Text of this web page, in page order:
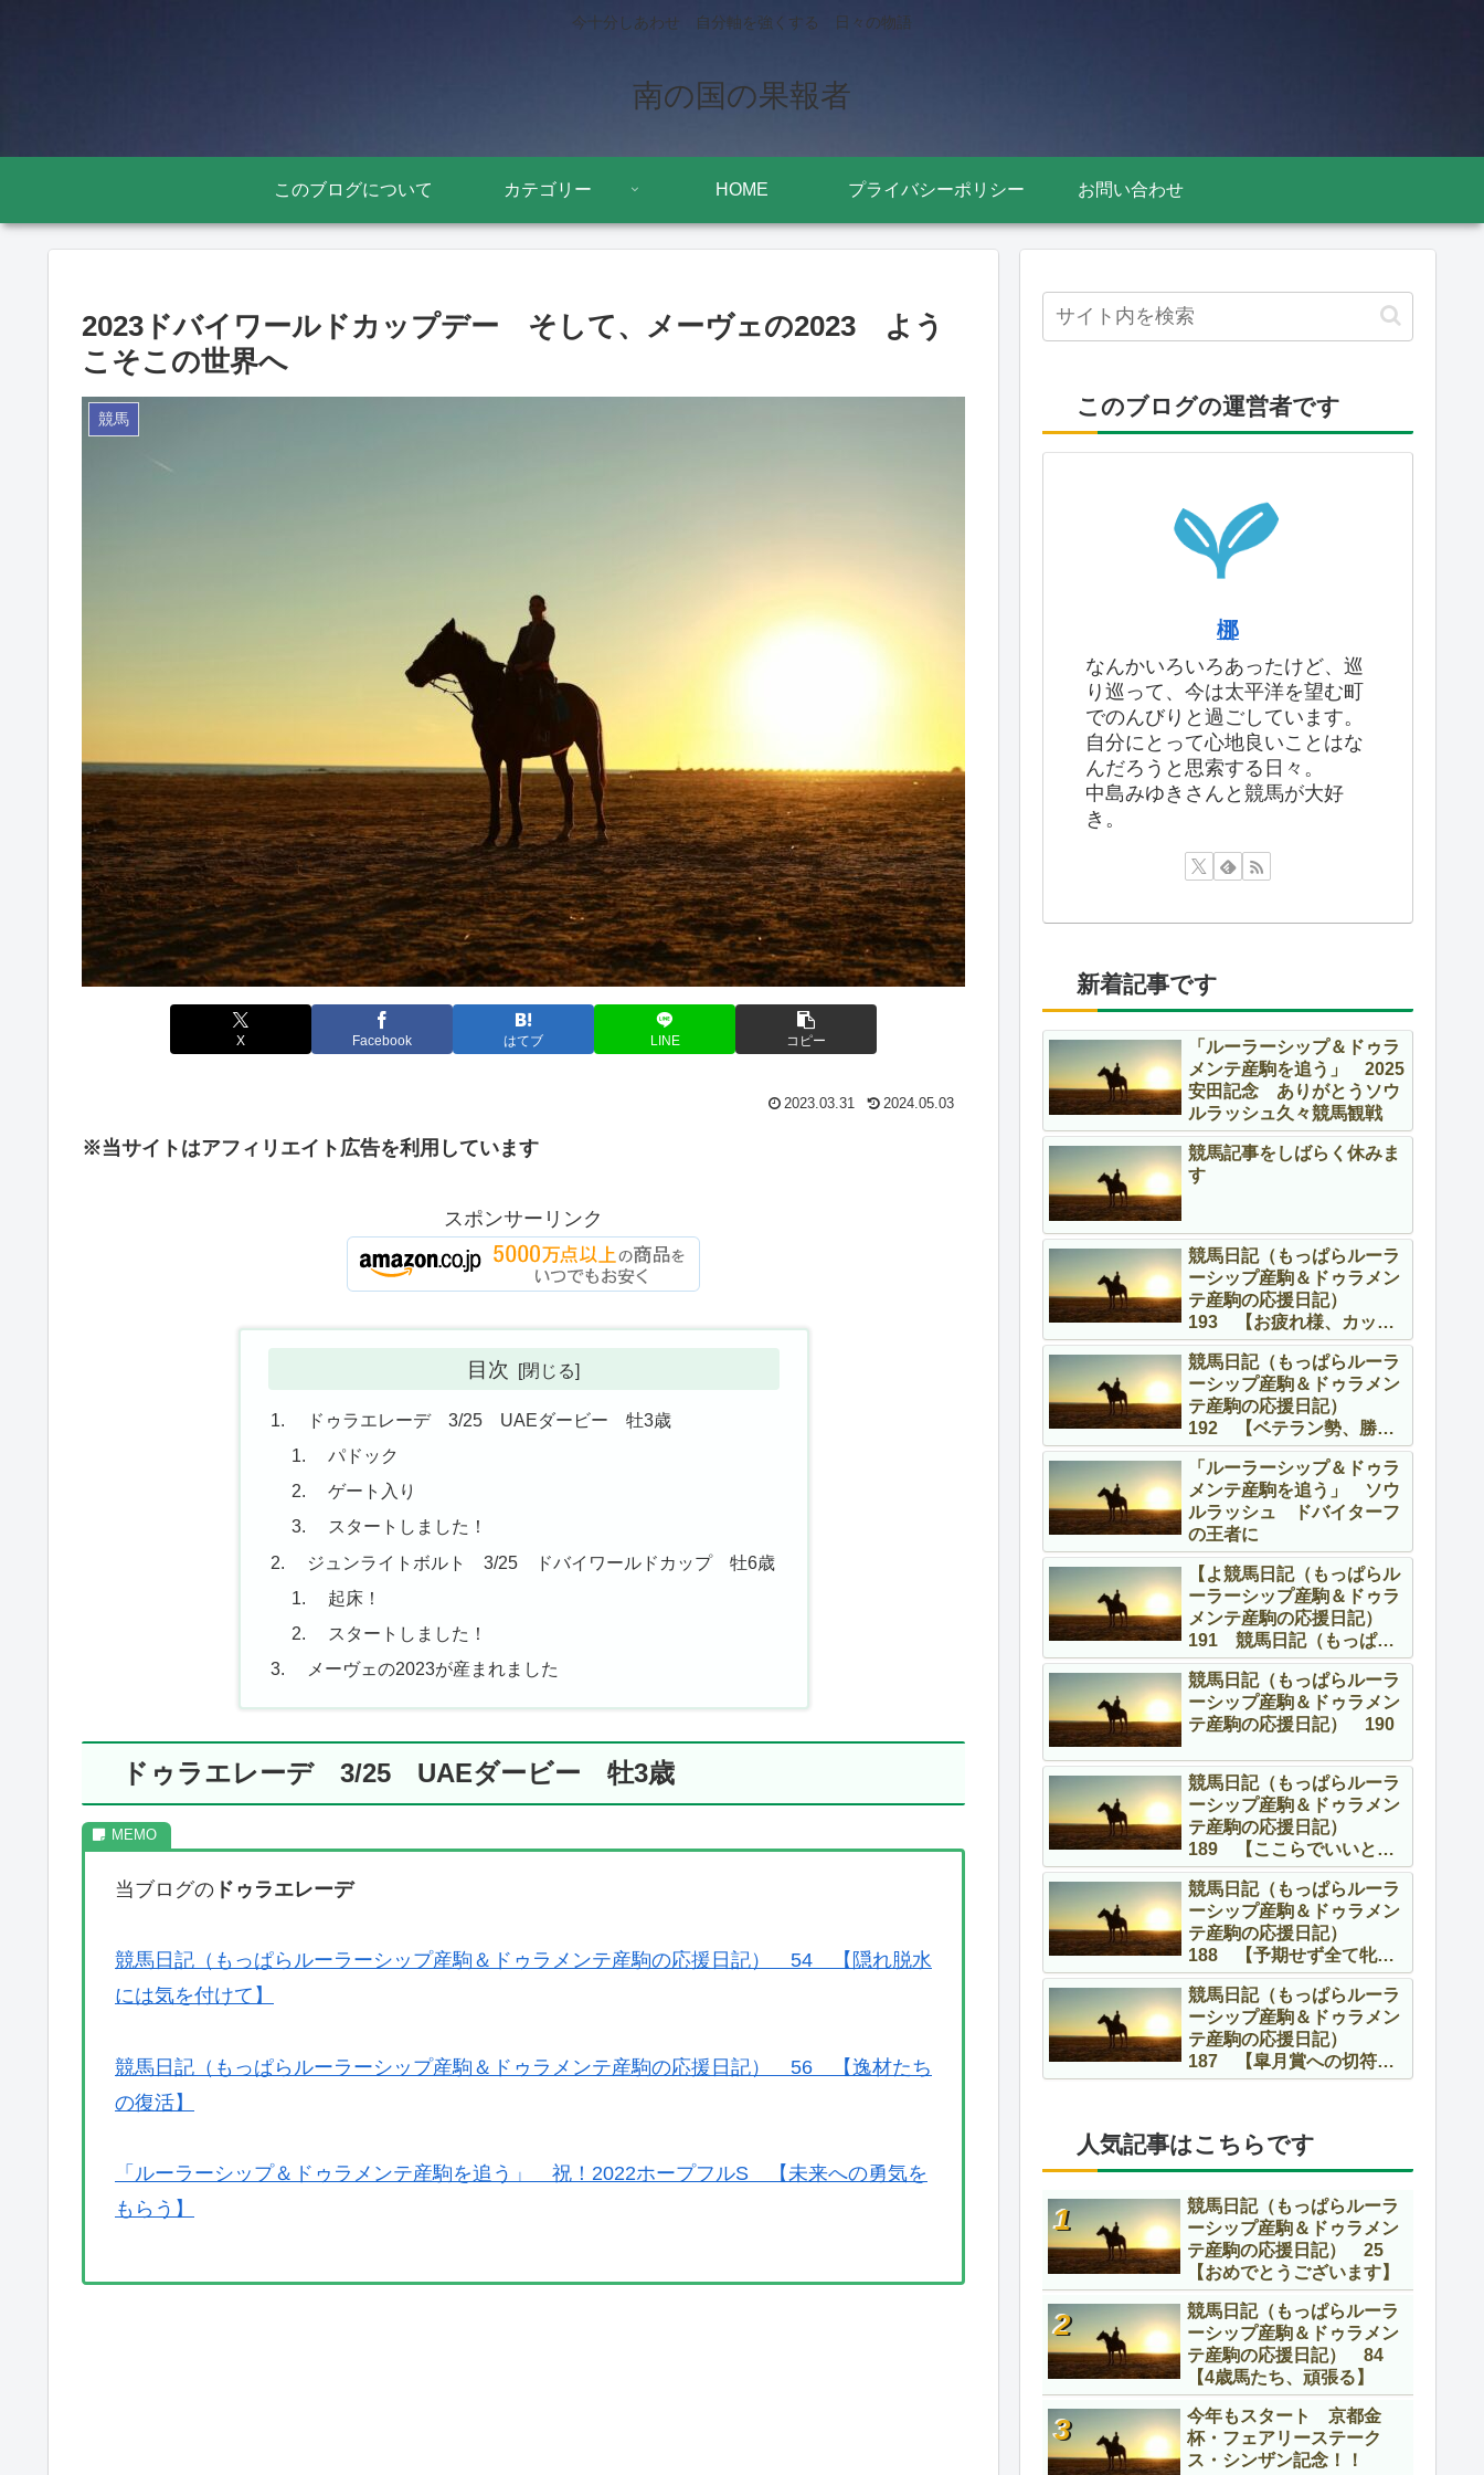
今十分しあわせ 自分軸を強くする 日々の物語
南の国の果報者
このブログについて カテゴリー HOME プライバシーポリシー お問い合わせ
2023ドバイワールドカップデー そして、メーヴェの2023 よう
こそこの世界へ
競馬
X Facebook はてブ LINE コピー
2023.03.31 2024.05.03
※当サイトはアフィリエイト広告を利用しています
スポンサーリンク
目次
ドゥラエレーデ 3/25 UAEダービー 牡3歳
パドック
ゲート入り
スタートしました！
ジュンライトボルト 3/25 ドバイワールドカップ 牡6歳
起床！
スタートしました！
メーヴェの2023が産まれました
ドゥラエレーデ 3/25 UAEダービー 牡3歳
当ブログの ドゥラエレーデ
競馬日記（もっぱらルーラーシップ産駒＆ドゥラメンテ産駒の応援日記） 54 【隠れ脱水
には気を付けて】
競馬日記（もっぱらルーラーシップ産駒＆ドゥラメンテ産駒の応援日記） 56 【逸材たち
の復活】
「ルーラーシップ＆ドゥラメンテ産駒を追う」 祝！2022ホープフルS 【未来への勇気を
もらう】
このブログの運営者です
梛
なんかいろいろあったけど、巡
り巡って、今は太平洋を望む町
でのんびりと過ごしています。
自分にとって心地良いことはな
んだろうと思索する日々。
中島みゆきさんと競馬が大好
き。
新着記事です
「ルーラーシップ＆ドゥラ
メンテ産駒を追う」 2025
安田記念 ありがとうソウ
ルラッシュ久々競馬観戦
競馬記事をしばらく休みま
す
競馬日記（もっぱらルーラ
ーシップ産駒＆ドゥラメン
テ産駒の応援日記）
193 【お疲れ様、カッコ
よかったよ】
競馬日記（もっぱらルーラ
ーシップ産駒＆ドゥラメン
テ産駒の応援日記）
192 【ベテラン勢、勝
つ！！】
「ルーラーシップ＆ドゥラ
メンテ産駒を追う」 ソウ
ルラッシュ ドバイターフ
の王者に
【よ競馬日記（もっぱらル
ーラーシップ産駒＆ドゥラ
メンテ産駒の応援日記）
191 競馬日記（もっぱら
ルーラーシップ産駒＆ドゥ
ラメンテ産駒の応援日
記） 191 【よくやって
る、頑張ってる！】
競馬日記（もっぱらルーラ
ーシップ産駒＆ドゥラメン
テ産駒の応援日記） 190
競馬日記（もっぱらルーラ
ーシップ産駒＆ドゥラメン
テ産駒の応援日記）
189 【ここらでいいとこ
ろを】
競馬日記（もっぱらルーラ
ーシップ産駒＆ドゥラメン
テ産駒の応援日記）
188 【予期せず全て牝馬
の話】
競馬日記（もっぱらルーラ
ーシップ産駒＆ドゥラメン
テ産駒の応援日記）
187 【皐月賞への切符を
かけて】
人気記事はこちらです
競馬日記（もっぱらルーラ
ーシップ産駒＆ドゥラメン
テ産駒の応援日記） 25
【おめでとうございます】
競馬日記（もっぱらルーラ
ーシップ産駒＆ドゥラメン
テ産駒の応援日記） 84
【4歳馬たち、頑張る】
今年もスタート 京都金
杯・フェアリーステーク
ス・シンザン記念！！